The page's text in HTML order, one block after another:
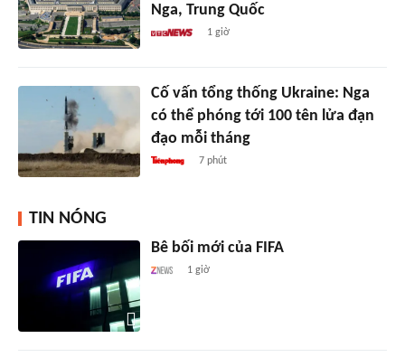
Nga, Trung Quốc
1 giờ
Cố vấn tổng thống Ukraine: Nga
có thể phóng tới 100 tên lửa đạn
đạo mỗi tháng
7 phút
TIN NÓNG
Bê bối mới của FIFA
1 giờ